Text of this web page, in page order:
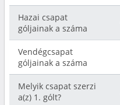
Hazai csapat
góljainak a száma
Vendégcsapat
góljainak a száma
Melyik csapat szerzi
a(z) 1. gólt?